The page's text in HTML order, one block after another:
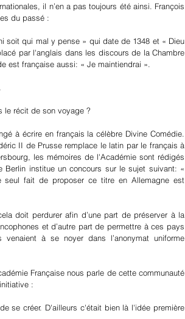
il n’en a pas toujours été ainsi. François
du passé :
soit qui mal y pense » qui date de 1348 et « Dieu
par l'anglais dans les discours de la Chambre
est française aussi: « Je maintiendrai ».
le récit de son voyage ?
à écrire en français la célèbre Divine Comédie.
II de Prusse remplace le latin par le français à
les mémoires de l'Académie sont rédigés
Berlin institue un concours sur le sujet suivant: «
seul fait de proposer ce titre en Allemagne est
doit perdurer afin d’une part de préserver à la
et d’autre part de permettre à ces pays
à se noyer dans l’anonymat uniforme
Française nous parle de cette communauté
:
se créer. D'ailleurs c'était bien là l'idée première